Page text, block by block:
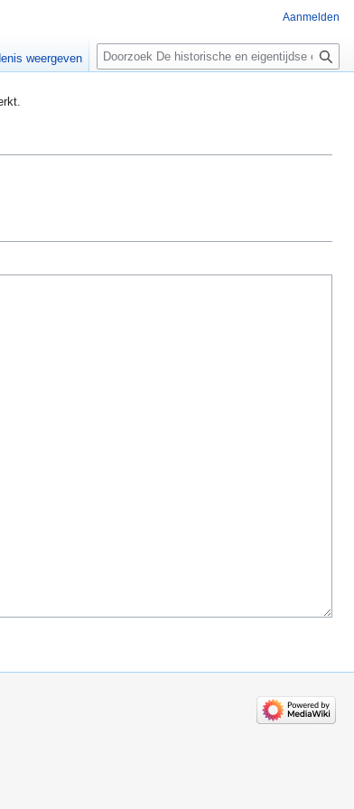
Aanmelden
weergeven
Zoeken